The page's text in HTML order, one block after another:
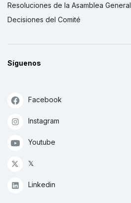
Resoluciones de la Asamblea General
Decisiones del Comité
Síguenos
Facebook
Instagram
Youtube
𝕏
Linkedin